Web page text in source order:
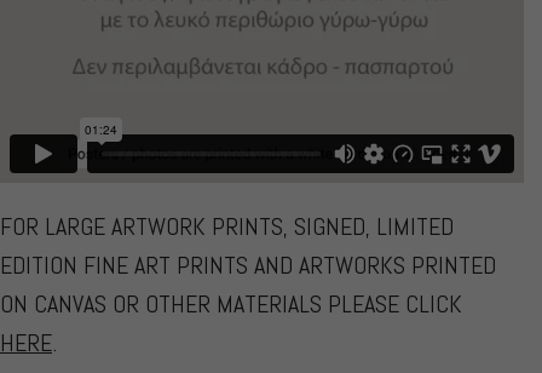
FOR LARGE ARTWORK PRINTS, SIGNED, LIMITED
EDITION FINE ART PRINTS AND ARTWORKS PRINTED
ON CANVAS OR OTHER MATERIALS PLEASE CLICK
HERE.